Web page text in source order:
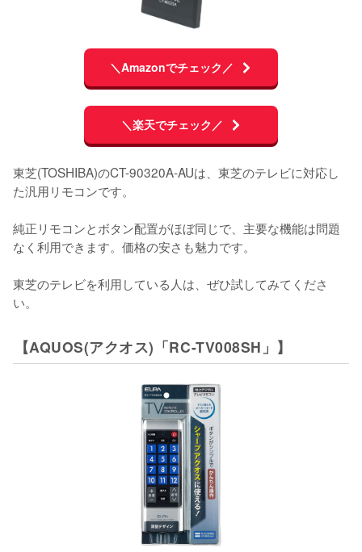
＼Amazonでチェック／
＼楽天でチェック／
東芝(TOSHIBA)のCT-90320A-AUは、東芝のテレビに対応し
た汎用リモコンです。
純正リモコンとボタン配置がほぼ同じで、主要な機能は問題
なく利用できます。価格の安さも魅力です。
東芝のテレビを利用している人は、ぜひ試してみてくださ
い。
【AQUOS(アクオス)「RC-TV008SH」】